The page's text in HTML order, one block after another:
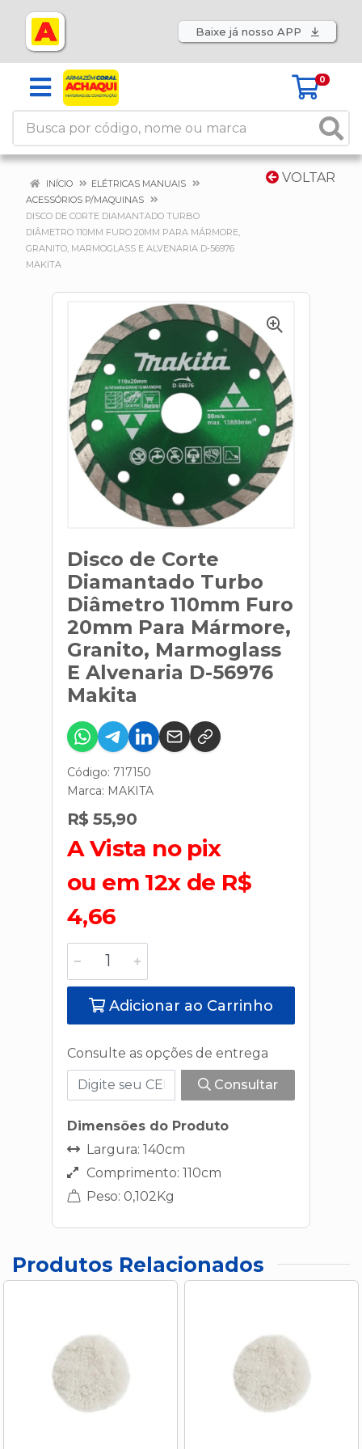
Baixe já nosso APP
0
VOLTAR
INÍCIO
ELÉTRICAS MANUAIS
ACESSÓRIOS P/MAQUINAS
DISCO DE CORTE DIAMANTADO TURBO
DIÂMETRO 110MM FURO 20MM PARA MÁRMORE,
GRANITO, MARMOGLASS E ALVENARIA D-56976
MAKITA
Disco de Corte
Diamantado Turbo
Diâmetro 110mm Furo
20mm Para Mármore,
Granito, Marmoglass
E Alvenaria D-56976
Makita
Código: 717150
Marca: MAKITA
R$ 55,90
A Vista no pix
ou em 12x de R$
4,66
Adicionar ao Carrinho
Consulte as opções de entrega
Consultar
Dimensões do Produto
Largura: 140cm
Comprimento: 110cm
Peso: 0,102Kg
Produtos Relacionados